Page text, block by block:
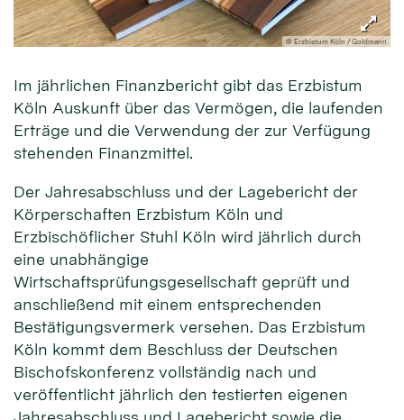
© Erzbistum Köln / Goldmann
Im jährlichen Finanzbericht gibt das Erzbistum
Köln Auskunft über das Vermögen, die laufenden
Erträge und die Verwendung der zur Verfügung
stehenden Finanzmittel.
Der Jahresabschluss und der Lagebericht der
Körperschaften Erzbistum Köln und
Erzbischöflicher Stuhl Köln wird jährlich durch
eine unabhängige
Wirtschaftsprüfungsgesellschaft geprüft und
anschließend mit einem entsprechenden
Bestätigungsvermerk versehen. Das Erzbistum
Köln kommt dem Beschluss der Deutschen
Bischofskonferenz vollständig nach und
veröffentlicht jährlich den testierten eigenen